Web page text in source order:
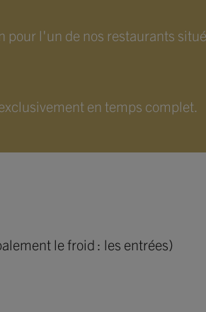
l'un de nos restaurants
en temps complet.
le froid : les entrées)